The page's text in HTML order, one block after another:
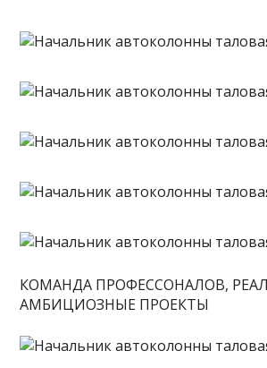
КОМАНДА ПРОФЕССОНАЛОВ,
АМБИЦИОЗНЫЕ ПРОЕКТЫ